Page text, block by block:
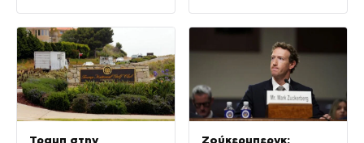
Τραμπ στην
Ζούκερμπεργκ: